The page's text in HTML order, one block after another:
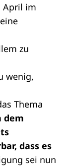
April im
zu
wenig,
Thema
dem
dass es
sei nun